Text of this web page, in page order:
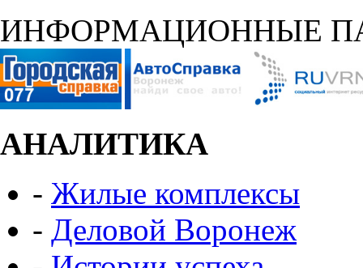
ИНФОРМАЦИОННЫЕ
АНАЛИТИКА
- Жилые комплексы
- Деловой Воронеж